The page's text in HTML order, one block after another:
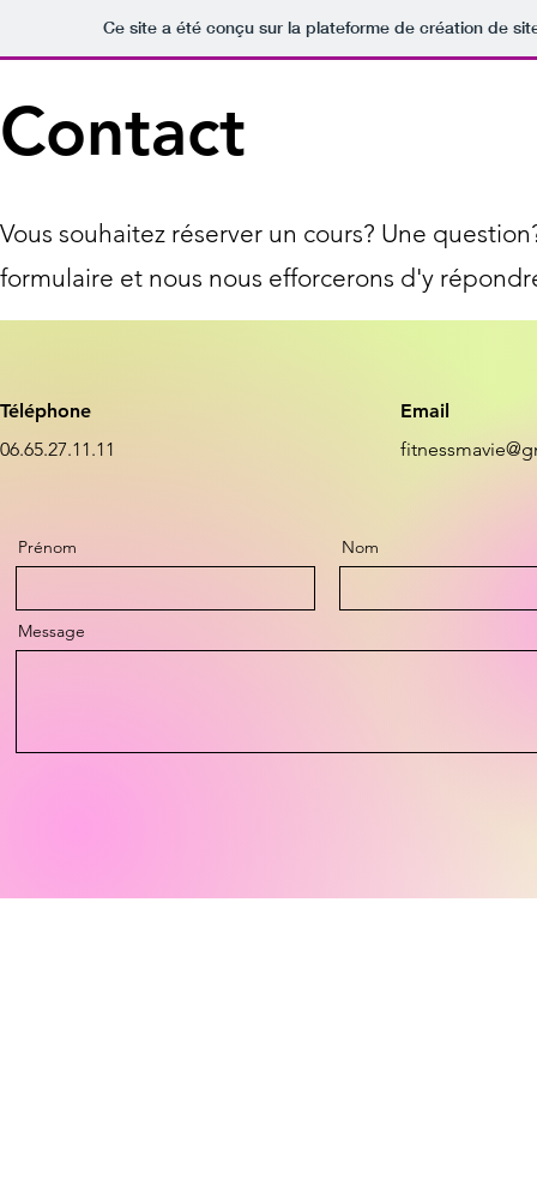
Ce site a été conçu sur la plateforme de création de
Contact
Vous souhaitez réserver un cours? Une
formulaire et nous nous efforcerons d'y
Téléphone
06.65.27.11.11
Email
Prénom Nom
Message